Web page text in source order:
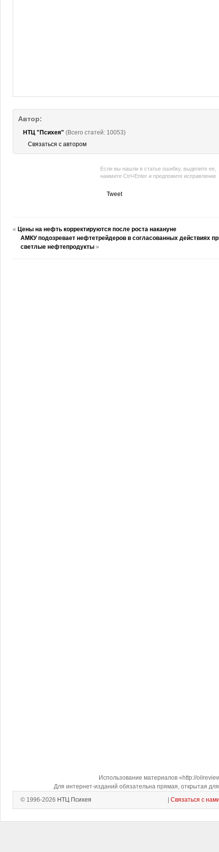
Автор:
НТЦ "Психея" (Всего статей: 10053)
Связаться с автором
Если вы нашли в статье ошибку, выделите ее,
нажмите Ctrl+Enter и предложите исправление
Tweet
« Цены на нефть корректируются после роста накануне
АМКУ подозревает нефтетрейдеров в согласованных действиях
светлые нефтепродукты »
Использование материалов «http://
Для интернет-изданий обязательна прямая, открытая
© 1996-2026 НТЦ Психея Связаться с